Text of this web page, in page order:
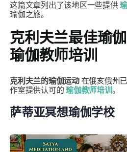
这篇文章列出了该地区一些提供
瑜伽之旅。
克利夫兰最佳瑜
瑜伽教师培训
克利夫兰的瑜伽运动在俄亥俄州
作室提供认可的瑜伽教师培训 。
萨蒂亚冥想瑜伽学校